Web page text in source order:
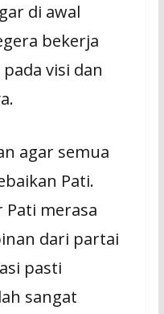
di awal
bekerja
visi dan
agar semua
Pati.
merasa
dari partai
pasti
sangat